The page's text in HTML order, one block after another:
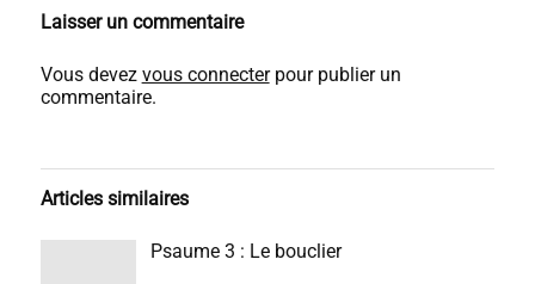
Laisser un commentaire
Vous devez vous connecterpour publier un
commentaire.
Articles similaires
Psaume 3 : Le bouclier